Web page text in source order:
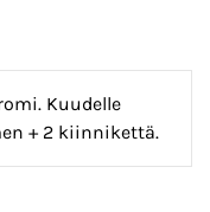
Kuudelle
+ 2 kiinnikettä.